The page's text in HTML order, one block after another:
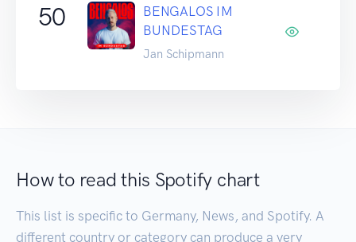
50
BENGALOS IM
BUNDESTAG
Jan Schipmann
How to read this Spotify chart
This list is specific to Germany, News, and Spotify. A
different country or category can produce a very